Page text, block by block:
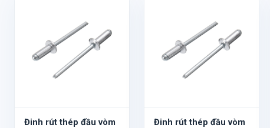
Đinh rút thép đầu vòm
Đinh rút thép đầu vòm